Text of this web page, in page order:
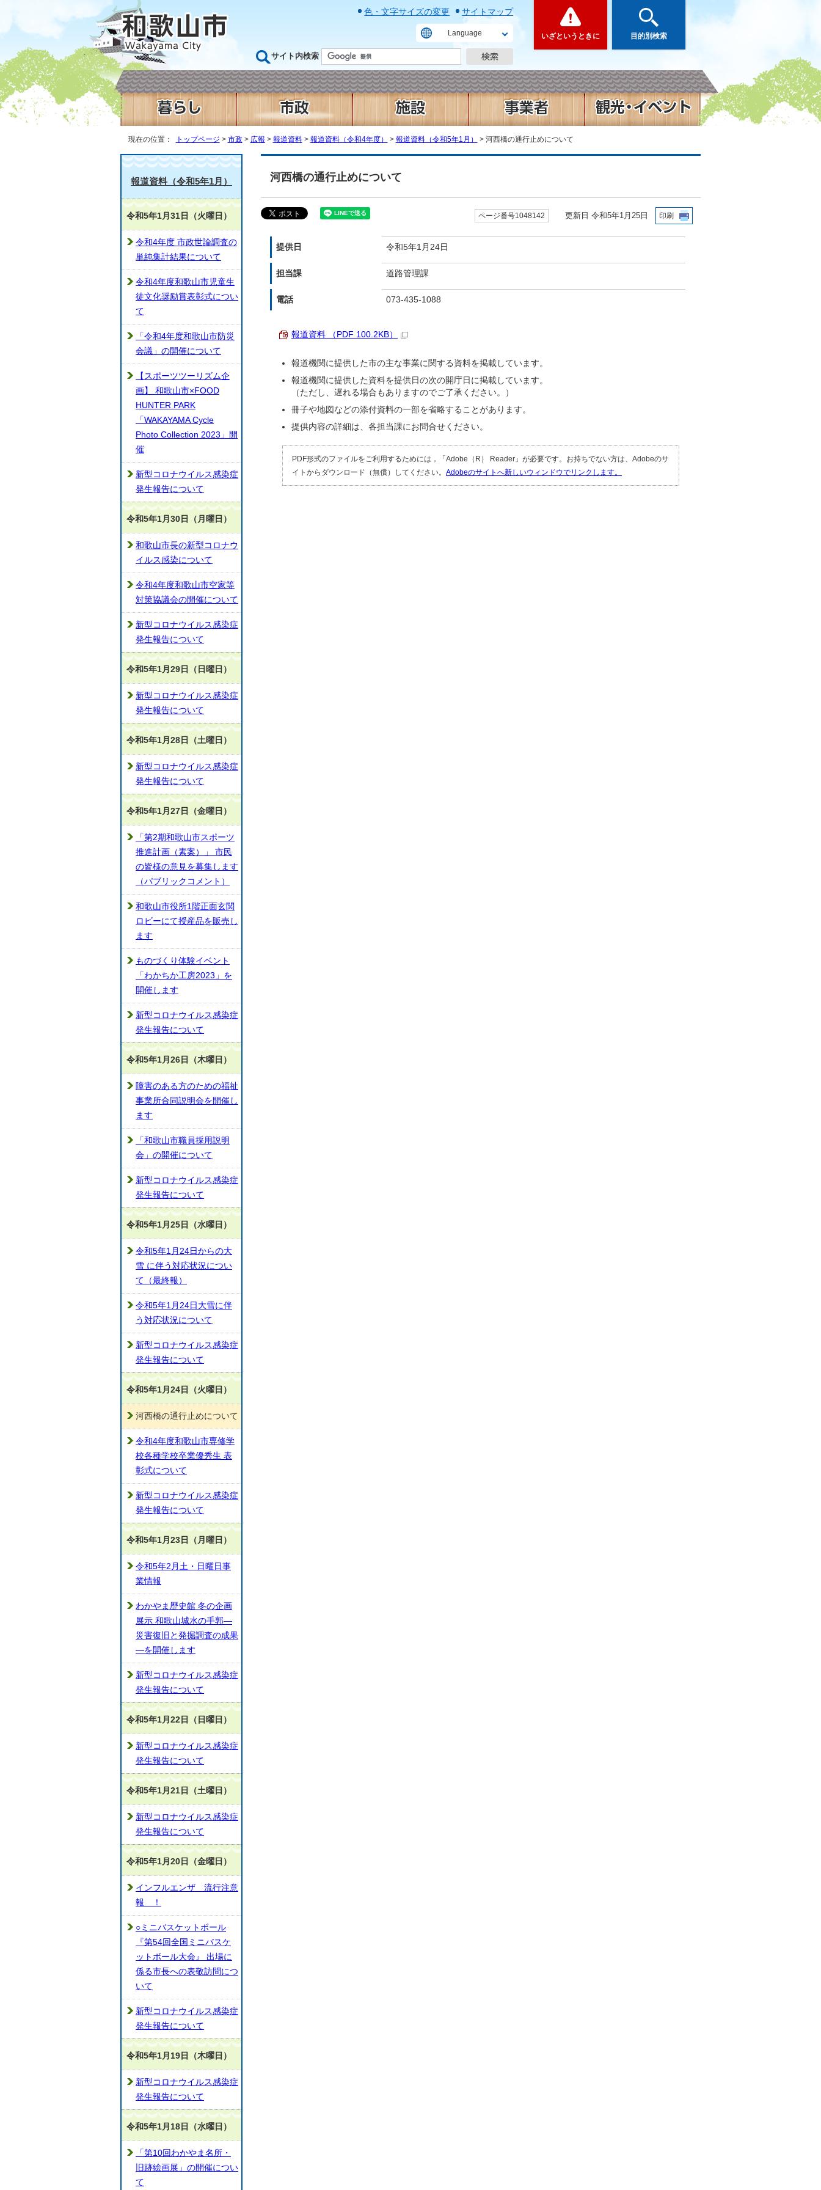
色・文字サイズの変更 サイトマップ
Language
サイト内検索
いざというときに 目的別検索
現在の位置： トップページ > 市政> 広報 > 報道資料> 報道資料（令和4年度） > 報道資料（令和5年1月） > 河西橋の通行止めについて
河西橋の通行止めについて
ページ番号1048142 更新日 令和5年1月25日 印刷
提供日 令和5年1月24日
担当課 道路管理課
電話 073-435-1088
報道資料 （PDF 100.2KB）
報道機関に提供した市の主な事業に関する資料を掲載しています。
報道機関に提供した資料を提供日の次の開庁日に掲載しています。
（ただし、遅れる場合もありますのでご了承ください。）
冊子や地図などの添付資料の一部を省略することがあります。
提供内容の詳細は、各担当課にお問合せください。
PDF形式のファイルをご利用するためには，「Adobe（R） Reader」が必要です。お持ちでない方は、Adobeのサ
イトからダウンロード（無償）してください。 Adobeのサイトへ新しいウィンドウでリンクします。
報道資料（令和5年1月）
令和5年1月31日（火曜日）
令和4年度 市政世論調査の
単純集計結果について
令和4年度和歌山市児童生
徒文化奨励賞表彰式につい
て
「令和4年度和歌山市防災
会議」の開催について
【スポーツツーリズム企
画】 和歌山市×FOOD
HUNTER PARK
「WAKAYAMA Cycle
Photo Collection 2023」開
催
新型コロナウイルス感染症
発生報告について
令和5年1月30日（月曜日）
和歌山市長の新型コロナウ
イルス感染について
令和4年度和歌山市空家等
対策協議会の開催について
新型コロナウイルス感染症
発生報告について
令和5年1月29日（日曜日）
新型コロナウイルス感染症
発生報告について
令和5年1月28日（土曜日）
新型コロナウイルス感染症
発生報告について
令和5年1月27日（金曜日）
「第2期和歌山市スポーツ
推進計画（素案）」 市民
の皆様の意見を募集します
（パブリックコメント）
和歌山市役所1階正面玄関
ロビーにて授産品を販売し
ます
ものづくり体験イベント
「わかちか工房2023」を
開催します
新型コロナウイルス感染症
発生報告について
令和5年1月26日（木曜日）
障害のある方のための福祉
事業所合同説明会を開催し
ます
「和歌山市職員採用説明
会」の開催について
新型コロナウイルス感染症
発生報告について
令和5年1月25日（水曜日）
令和5年1月24日からの大
雪 に伴う対応状況につい
て（最終報）
令和5年1月24日大雪に伴
う対応状況について
新型コロナウイルス感染症
発生報告について
令和5年1月24日（火曜日）
河西橋の通行止めについて
令和4年度和歌山市専修学
校各種学校卒業優秀生 表
彰式について
新型コロナウイルス感染症
発生報告について
令和5年1月23日（月曜日）
令和5年2月土・日曜日事
業情報
わかやま歴史館 冬の企画
展示 和歌山城水の手郭―
災害復旧と発掘調査の成果
―を開催します
新型コロナウイルス感染症
発生報告について
令和5年1月22日（日曜日）
新型コロナウイルス感染症
発生報告について
令和5年1月21日（土曜日）
新型コロナウイルス感染症
発生報告について
令和5年1月20日（金曜日）
インフルエンザ 流行注意
報 ！
○ミニバスケットボール
『第54回全国ミニバスケ
ットボール大会』 出場に
係る市長への表敬訪問につ
いて
新型コロナウイルス感染症
発生報告について
令和5年1月19日（木曜日）
新型コロナウイルス感染症
発生報告について
令和5年1月18日（水曜日）
「第10回わかやま名所・
旧跡絵画展」の開催につい
て